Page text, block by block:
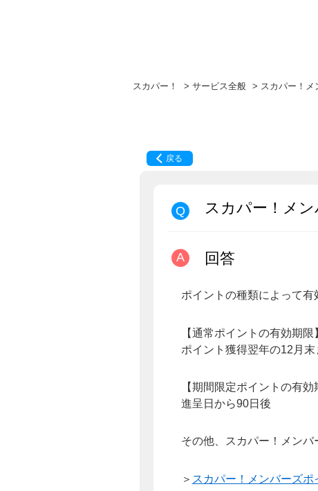
スカパー！ > サービス全般 > スカパー！メ
戻る
スカパー！メ
回答
ポイントの種類によって有
【通常ポイントの有効期限
ポイント獲得翌年の12月末
【期間限定ポイントの有効
進呈日から90日後
その他、スカパー！メンバ
＞ スカパー！メンバーズポ